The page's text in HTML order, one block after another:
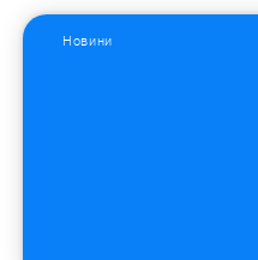
Новини